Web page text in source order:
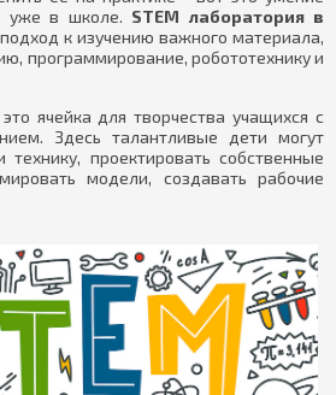
уже в школе. STEM лаборатория в
к изучению важного материала,
программирование, робототехнику и
ячейка для творчества учащихся с
Здесь талантливые дети могут
проектировать собственные
модели, создавать рабочие